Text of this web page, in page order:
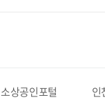
소상공인포털 인